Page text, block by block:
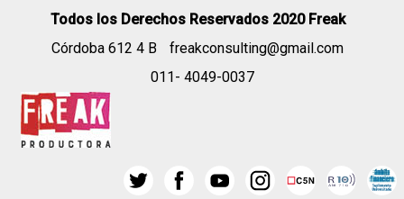
Todos los Derechos Reservados 2020 Freak
Córdoba 612 4 B
freakconsulting@gmail.com
011- 4049-0037